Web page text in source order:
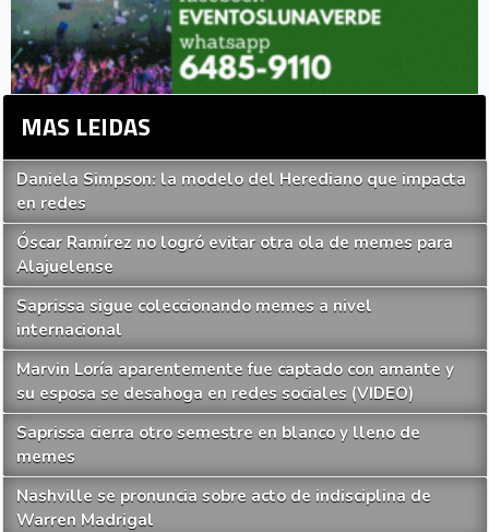
MAS LEIDAS
Daniela Simpson: la modelo del Herediano que impacta
en redes
Óscar Ramírez no logró evitar otra ola de memes para
Alajuelense
Saprissa sigue coleccionando memes a nivel
internacional
Marvin Loría aparentemente fue captado con amante y
su esposa se desahoga en redes sociales (VIDEO)
Saprissa cierra otro semestre en blanco y lleno de
memes
Nashville se pronuncia sobre acto de indisciplina de
Warren Madrigal